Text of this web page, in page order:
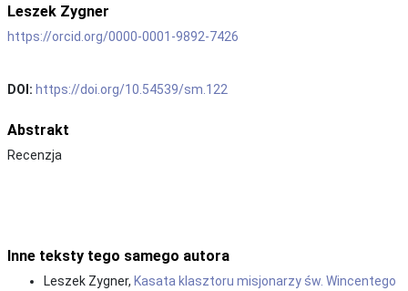
Leszek Zygner
https://orcid.org/0000-0001-9892-7426
DOI: https://doi.org/10.54539/sm.122
Abstrakt
Recenzja
Inne teksty tego samego autora
Leszek Zygner, Kasata klasztoru misjonarzy św. Wincentego